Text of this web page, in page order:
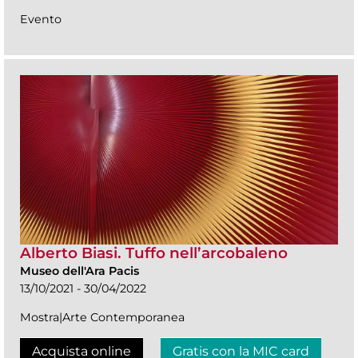
Evento
Alberto Biasi. Tuffo nell’arcobaleno
Museo dell'Ara Pacis
13/10/2021 - 30/04/2022
Mostra|Arte Contemporanea
Acquista online Gratis con la MIC card